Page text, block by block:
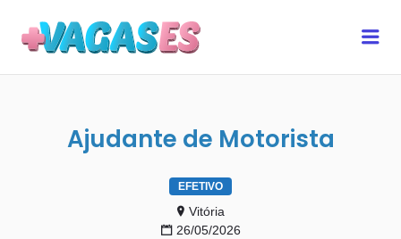
Ajudante de Motorista
EFETIVO
Vitória
26/05/2026